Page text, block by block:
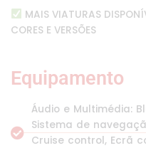
MAIS VIATURAS
CORES E VERSÕES
Equipamento
Áudio e Multimédia:
Sistema de
Cruise control, Ecrã